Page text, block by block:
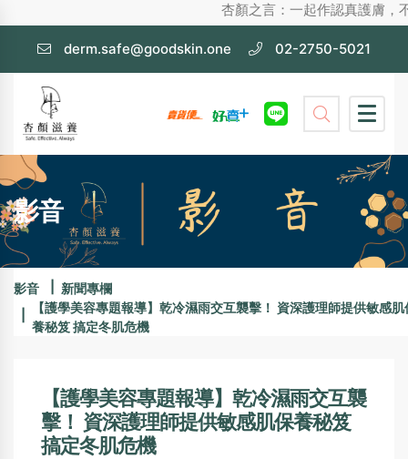
杏顏之言：一起作認真護膚，
derm.safe@goodskin.one 02-2750-5021
影音
影音
新聞專欄
【護學美容專題報導】乾冷濕雨交互襲擊！ 資深護理師提供敏感肌
養秘笈 搞定冬肌危機
【護學美容專題報導】乾冷濕雨交互襲
擊！ 資深護理師提供敏感肌保養秘笈
搞定冬肌危機